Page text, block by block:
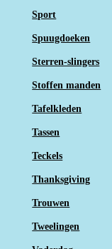
Sport
Spuugdoeken
Sterren-slingers
Stoffen manden
Tafelkleden
Tassen
Teckels
Thanksgiving
Trouwen
Tweelingen